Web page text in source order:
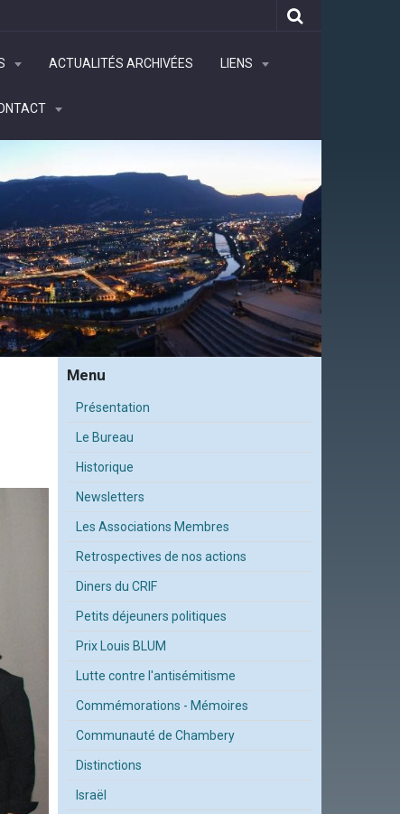
ACTUALITÉS ARCHIVÉES LIENS
Menu
Présentation
Le Bureau
Historique
Newsletters
Les Associations Membres
Retrospectives de nos actions
Diners du CRIF
Petits déjeuners politiques
Prix Louis BLUM
Lutte contre l'antisémitisme
Commémorations - Mémoires
Communauté de Chambery
Distinctions
Israël